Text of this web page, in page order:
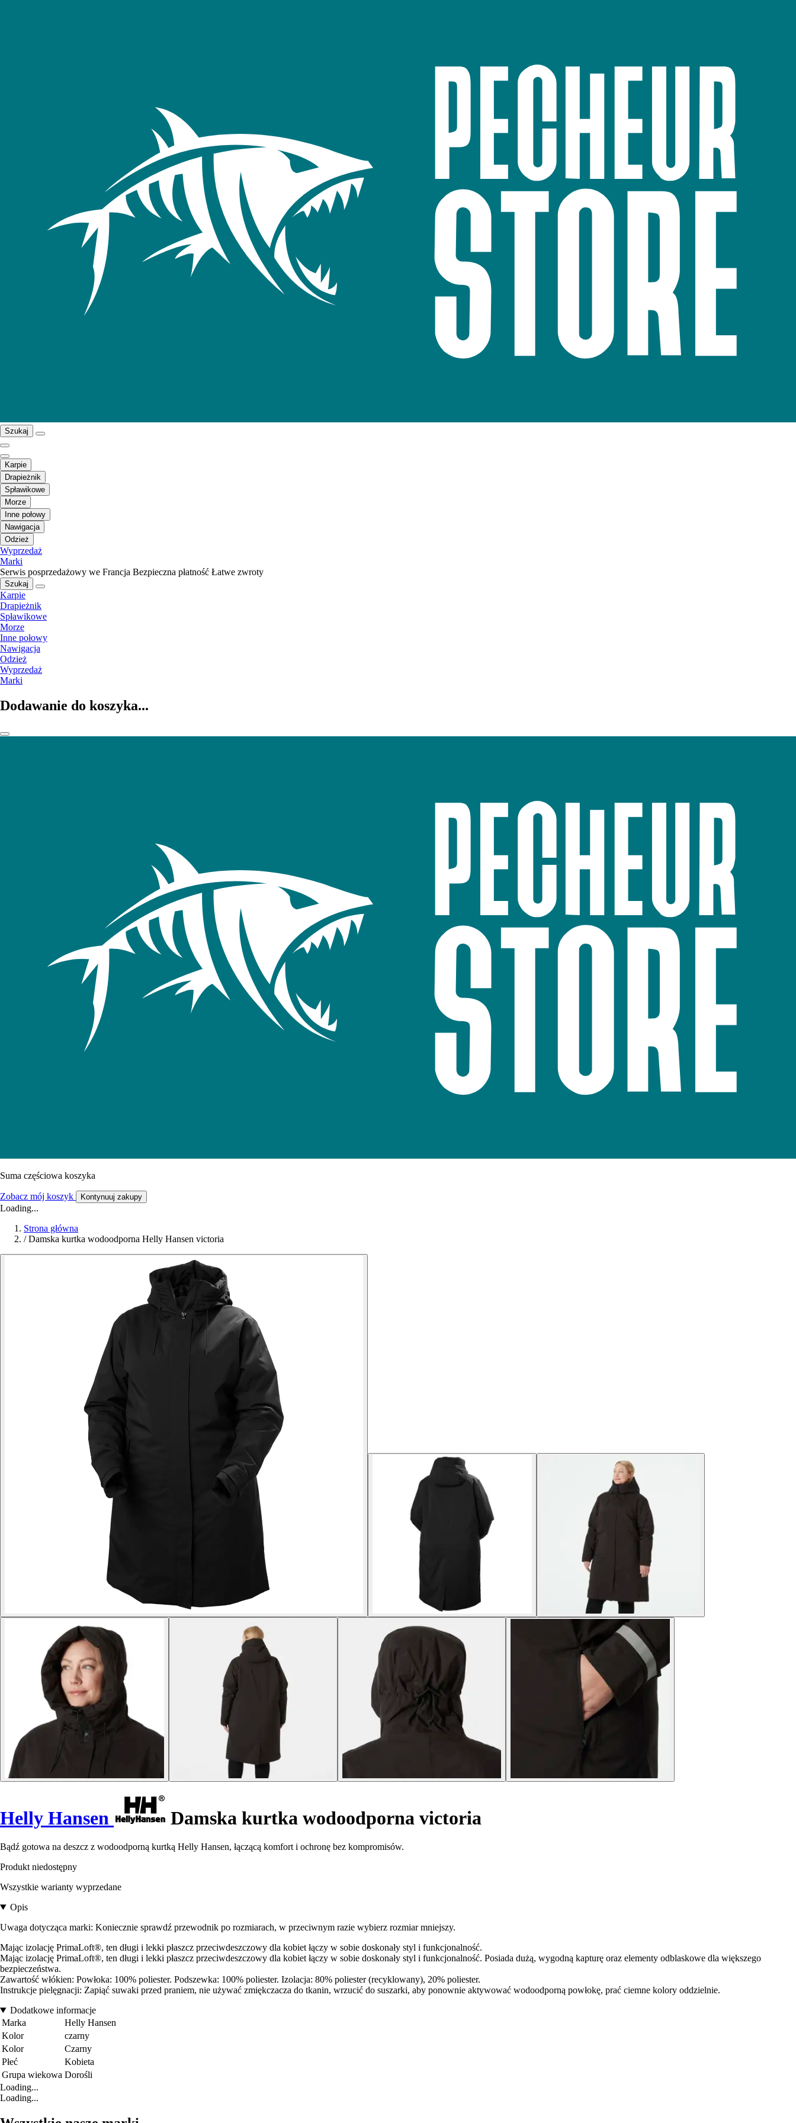
Szukaj
Karpie
Drapieżnik
Spławikowe
Morze
Inne połowy
Nawigacja
Odzież
Wyprzedaż
Marki
Serwis posprzedażowy we Francja Bezpieczna płatność Łatwe zwroty
Szukaj
Karpie
Drapieżnik
Spławikowe
Morze
Inne połowy
Nawigacja
Odzież
Wyprzedaż
Marki
Dodawanie do koszyka...
Suma częściowa koszyka
Zobacz mój koszyk Kontynuuj zakupy
Loading...
Strona główna
/ Damska kurtka wodoodporna Helly Hansen victoria
Helly Hansen Damska kurtka wodoodporna victoria
Bądź gotowa na deszcz z wodoodporną kurtką Helly Hansen, łączącą komfort i ochronę bez kompromisów.
Produkt niedostępny
Wszystkie warianty wyprzedane
Opis
Uwaga dotycząca marki: Koniecznie sprawdź przewodnik po rozmiarach, w przeciwnym razie wybierz rozmiar mniejszy.
Mając izolację PrimaLoft®, ten długi i lekki płaszcz przeciwdeszczowy dla kobiet łączy w sobie doskonały styl i funkcjonalność.
Mając izolację PrimaLoft®, ten długi i lekki płaszcz przeciwdeszczowy dla kobiet łączy w sobie doskonały styl i funkcjonalność. Posiada dużą, wygodną kapturę oraz elementy odblaskowe dla większego
bezpieczeństwa.
Zawartość włókien: Powłoka: 100% poliester. Podszewka: 100% poliester. Izolacja: 80% poliester (recyklowany), 20% poliester.
Instrukcje pielęgnacji: Zapiąć suwaki przed praniem, nie używać zmiękczacza do tkanin, wrzucić do suszarki, aby ponownie aktywować wodoodporną powłokę, prać ciemne kolory oddzielnie.
Dodatkowe informacje
Marka
Helly Hansen
Kolor
czarny
Kolor
Czarny
Płeć
Kobieta
Grupa wiekowa Dorośli
Loading...
Loading...